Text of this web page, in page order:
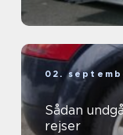
02.
Sådan
rejser